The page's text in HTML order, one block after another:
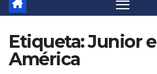
Etiqueta:Junior
América